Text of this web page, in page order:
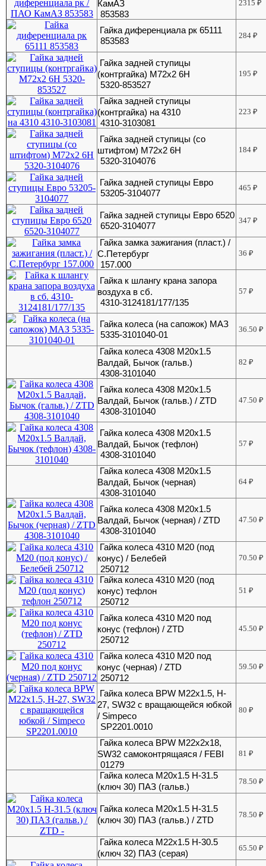
КамАЗ
853583
2315₽
Гайка диференциала рк 65111
853583
284₽
Гайка задней ступицы
(контргайка) М72х2 6Н
5320-853527
195₽
Гайка задней ступицы
(контргайка) на 4310
4310-3103081
223₽
Гайка задней ступицы (со
штифтом) М72х2 6Н
5320-3104076
184₽
Гайка задней ступицы Евро
53205-3104077
465₽
Гайка задней ступицы Евро 6520
6520-3104077
347₽
Гайка замка зажигания (пласт.) /
С.Петербург
157.000
36₽
Гайка к шлангу крана запора
воздуха в сб.
4310-3124181/177/135
57₽
Гайка колеса (на сапожок) МАЗ
5335-3101040-01
36.50₽
Гайка колеса 4308 М20х1.5
Валдай, Бычок (гальв.)
4308-3101040
82₽
Гайка колеса 4308 М20х1.5
Валдай, Бычок (гальв.) / ZTD
4308-3101040
47.50₽
Гайка колеса 4308 М20х1.5
Валдай, Бычок (тефлон)
4308-3101040
57₽
Гайка колеса 4308 М20х1.5
Валдай, Бычок (черная)
4308-3101040
64₽
Гайка колеса 4308 М20х1.5
Валдай, Бычок (черная) / ZTD
4308-3101040
47.50₽
Гайка колеса 4310 М20 (под
конус) / Белебей
250712
70.50₽
Гайка колеса 4310 М20 (под
конус) тефлон
250712
51₽
Гайка колеса 4310 М20 под
конус (тефлон) / ZTD
250712
45.50₽
Гайка колеса 4310 М20 под
конус (черная) / ZTD
250712
59.50₽
Гайка колеса BPW М22х1.5, H-
27, SW32 с вращающейся юбкой
/ Simpeco
SP2201.0010
80₽
Гайка колеса BPW М22х2х18,
SW32 самоконтрящаяся / FEBI
01279
81₽
Гайка колеса M20x1.5 H-31.5
(ключ 30) ПАЗ (гальв.)
78.50₽
Гайка колеса M20x1.5 H-31.5
(ключ 30) ПАЗ (гальв.) / ZTD
78.50₽
Гайка колеса M22x1.5 H-30.5
(ключ 32) ПАЗ (серая)
65.50₽